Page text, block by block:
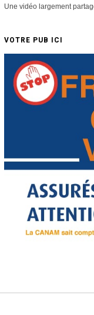
Une vidéo largement
VOTRE PUB ICI